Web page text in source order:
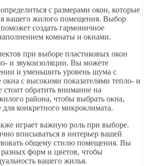
с размерами окон, которые
вашего жилого помещения. Выбор
создать гармоничное
комнаты и окнами.
при выборе пластиковых окон
и звукоизоляции. Вы можете
и уменьшить уровень шума с
с высокими показателями тепло- и
стоит обратить внимание на
района, чтобы выбрать окна,
конкретного микроклимата.
играет важную роль при выборе.
вписываться в интерьер вашей
общему стилю помещения. Вы
форм и цветов, чтобы
вашего жилья.